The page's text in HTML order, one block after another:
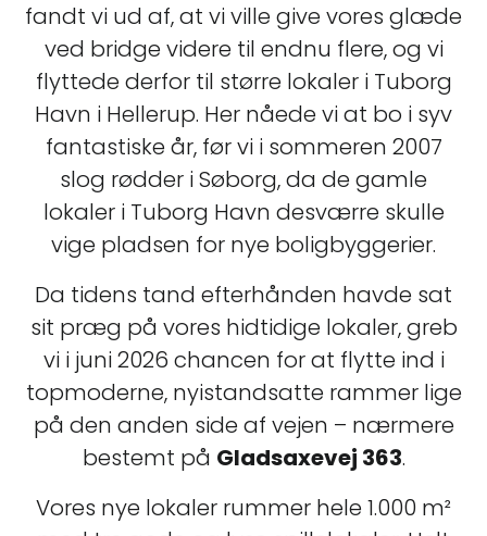
fandt vi ud af, at vi ville give vores glæde
ved bridge videre til endnu flere, og vi
flyttede derfor til større lokaler i Tuborg
Havn i Hellerup. Her nåede vi at bo i syv
fantastiske år, før vi i sommeren 2007
slog rødder i Søborg, da de gamle
lokaler i Tuborg Havn desværre skulle
vige pladsen for nye boligbyggerier.
Da tidens tand efterhånden havde sat
sit præg på vores hidtidige lokaler, greb
vi i juni 2026 chancen for at flytte ind i
topmoderne, nyistandsatte rammer lige
på den anden side af vejen – nærmere
bestemt på Gladsaxevej 363.
Vores nye lokaler rummer hele 1.000 m²